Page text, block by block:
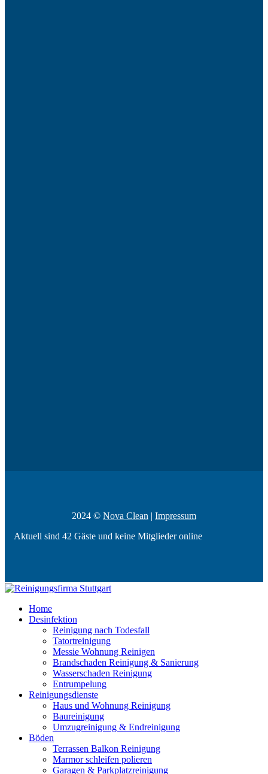
2024 © Nova Clean | Impressum
Aktuell sind 42 Gäste und keine Mitglieder online
Home
Desinfektion
Reinigung nach Todesfall
Tatortreinigung
Messie Wohnung Reinigen
Brandschaden Reinigung & Sanierung
Wasserschaden Reinigung
Entrumpelung
Reinigungsdienste
Haus und Wohnung Reinigung
Baureinigung
Umzugreinigung & Endreinigung
Böden
Terrassen Balkon Reinigung
Marmor schleifen polieren
Garagen & Parkplatzreinigung